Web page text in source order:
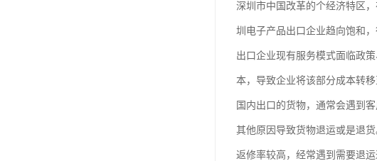
深圳市中国改革的个经济特区
圳电子产品出口企业趋向饱和
出口企业现有服务模式面临政
本，导致企业将该部分成本转
国内出口的货物，通常会遇到
其他原因导致货物退运或是退
返修率较高，经常遇到需要退